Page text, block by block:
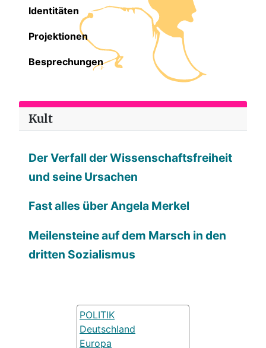
Identitäten
Projektionen
Besprechungen
Kult
Der Verfall der Wissenschaftsfreiheit
und seine Ursachen
Fast alles über Angela Merkel
Meilensteine auf dem Marsch in den
dritten Sozialismus
POLITIK
Deutschland
Europa